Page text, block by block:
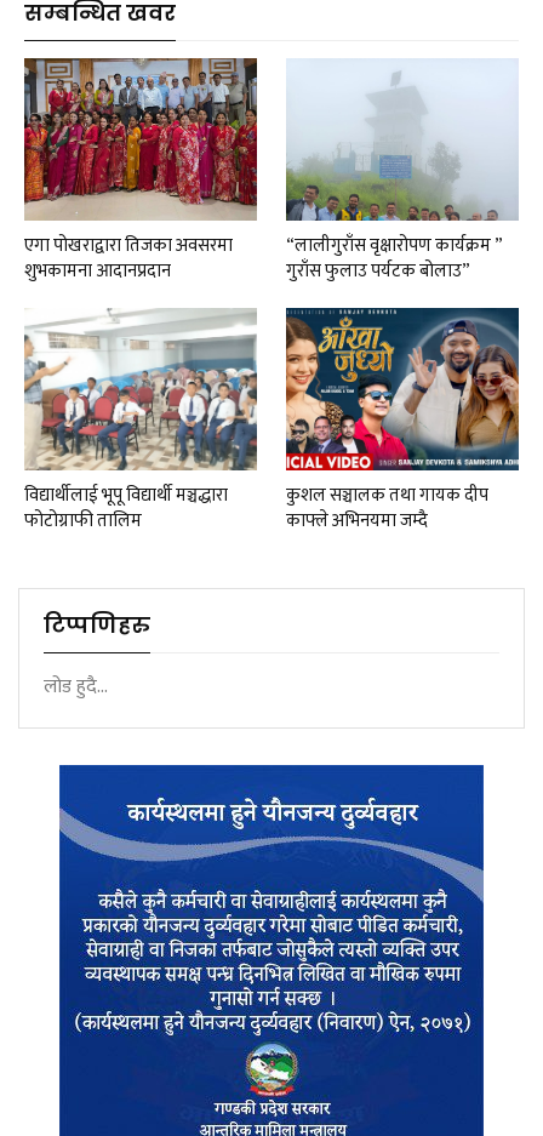
सम्बन्धित खवर
एगा पोखराद्वारा तिजका अवसरमा
शुभकामना आदानप्रदान
“लालीगुराँस वृक्षारोपण कार्यक्रम ”
गुराँस फुलाउ पर्यटक बोलाउ”
विद्यार्थीलाई भूपू विद्यार्थी मञ्चद्धारा
फोटोग्राफी तालिम
कुशल सञ्चालक तथा गायक दीप
काफ्ले अभिनयमा जम्दै
टिप्पणिहरु
लोड हुदै...